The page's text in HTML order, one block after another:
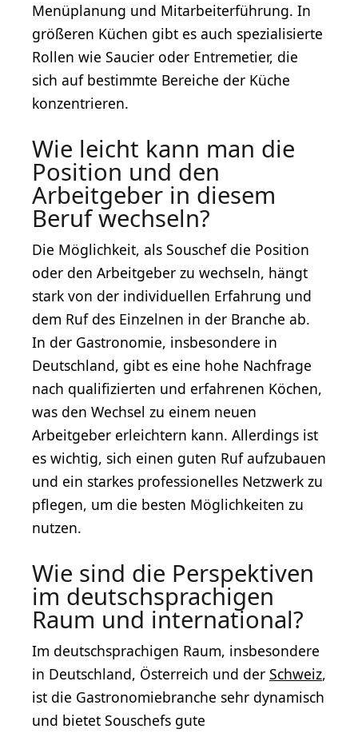
Menüplanung und Mitarbeiterführung. In
größeren Küchen gibt es auch spezialisierte
Rollen wie Saucier oder Entremetier, die
sich auf bestimmte Bereiche der Küche
konzentrieren.
Wie leicht kann man die
Position und den
Arbeitgeber in diesem
Beruf wechseln?
Die Möglichkeit, als Souschef die Position
oder den Arbeitgeber zu wechseln, hängt
stark von der individuellen Erfahrung und
dem Ruf des Einzelnen in der Branche ab.
In der Gastronomie, insbesondere in
Deutschland, gibt es eine hohe Nachfrage
nach qualifizierten und erfahrenen Köchen,
was den Wechsel zu einem neuen
Arbeitgeber erleichtern kann. Allerdings ist
es wichtig, sich einen guten Ruf aufzubauen
und ein starkes professionelles Netzwerk zu
pflegen, um die besten Möglichkeiten zu
nutzen.
Wie sind die Perspektiven
im deutschsprachigen
Raum und international?
Im deutschsprachigen Raum, insbesondere
in Deutschland, Österreich und der Schweiz,
ist die Gastronomiebranche sehr dynamisch
und bietet Souschefs gute